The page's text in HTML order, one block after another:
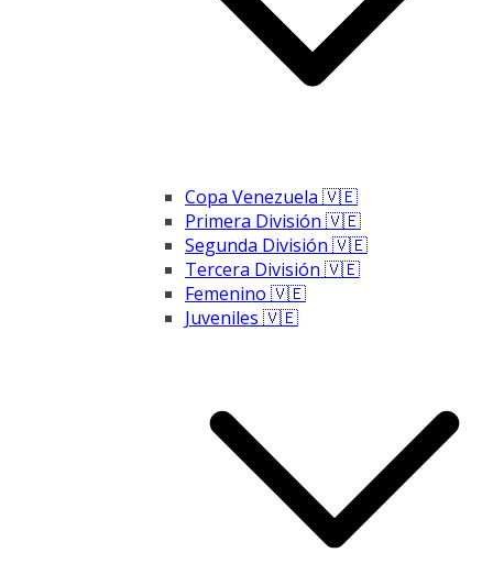
Copa Venezuela 🇻🇪
Primera División 🇻🇪
Segunda División 🇻🇪
Tercera División 🇻🇪
Femenino 🇻🇪
Juveniles 🇻🇪